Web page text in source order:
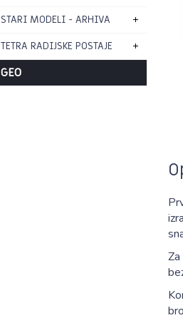
STARI MODELI - ARHIVA
TETRA RADIJSKE POSTAJE
GEO